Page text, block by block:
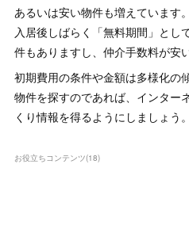
あるいは安い物件も増えています
入居後しばらく「無料期間」とし
件もありますし、仲介手数料が安
初期費用の条件や金額は多様化の
物件を探すのであれば、インター
くり情報を得るようにしましょう。
お役立ちコンテンツ(18)